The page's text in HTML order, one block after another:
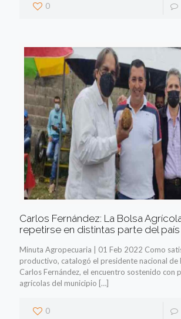
0
Carlos Fernández: La Bolsa
repetirse en distintas parte del país
Minuta Agropecuaria | 01 Feb 2022 Como
productivo, catalogó el presidente nacional de
Carlos Fernández, el encuentro sostenido con
agrícolas del municipio […]
0